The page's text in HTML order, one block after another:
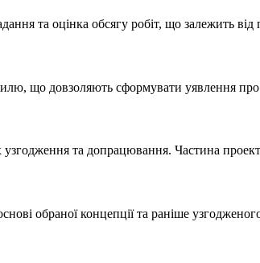
та оцінка обсягу робіт, що залежить
що довзоляють сформувати уявлення
та допрацювання. Частина
обраної концепції та раніше